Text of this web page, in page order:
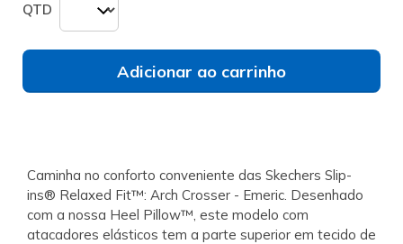
QTD
Adicionar ao carrinho
Caminha no conforto conveniente das Skechers Slip-
ins® Relaxed Fit™: Arch Crosser - Emeric. Desenhado
com a nossa Heel Pillow™, este modelo com
atacadores elásticos tem a parte superior em tecido de